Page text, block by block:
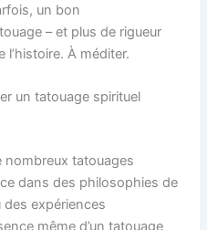
un bon
– et plus de rigueur
l’histoire. À méditer.
un tatouage spirituel
nombreux tatouages
dans des philosophies de
expériences
même d’un tatouage